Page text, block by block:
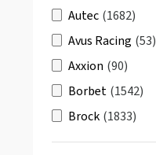
Autec (1682)
Avus Racing (53)
Axxion (90)
Borbet (1542)
Brock (1833)
Carmani(633)